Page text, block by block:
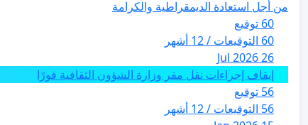
من أجل استعادة الديمقراطية والكرامة
60 توقيع
60 التوقيعات / 12 أشهر
26 Jul 2026
إيقاف إجراءات نقل مقر وزارة الشؤون الثقافية فورًا
56 توقيع
56 التوقيعات / 12 أشهر